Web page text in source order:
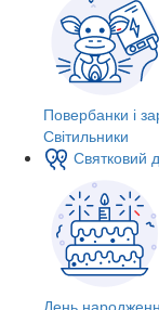
Повербанки і
Світильники
Святковий